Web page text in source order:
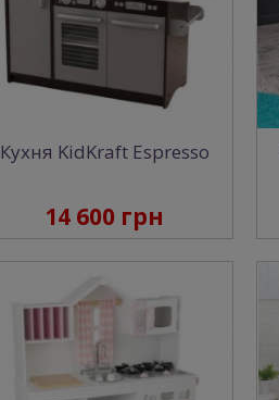
Кухня KidKraft Espresso
14 600 грн